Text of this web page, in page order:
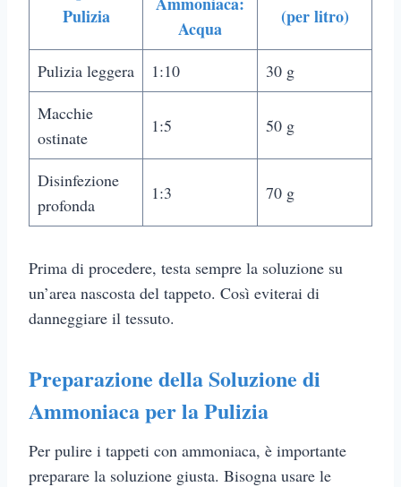
Pulizia
Acqua
(per litro)
Pulizia leggera 1:10
30 g
Macchie
ostinate
1:5 50 g
Disinfezione
profonda
1:3 70 g
Prima di procedere, testa sempre la soluzione su
un’area nascosta del tappeto. Così eviterai di
danneggiare il tessuto.
Preparazione della Soluzione di
Ammoniaca per la Pulizia
Per pulire i tappeti con ammoniaca, è importante
preparare la soluzione giusta. Bisogna usare le